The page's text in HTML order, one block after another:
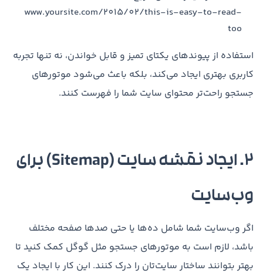
www.yoursite.com/2015/02/this-is-easy-to-read-
too
استفاده از پیوندهای یکتای تمیز و قابل خواندن، نه تنها تجربه
کاربری بهتری ایجاد می‌کند، بلکه باعث می‌شود موتورهای
جستجو راحت‌تر محتوای سایت شما را فهرست کنند.
۲. ایجاد نقشه سایت (Sitemap) برای
وب‌سایت
اگر وب‌سایت شما شامل ده‌ها یا حتی صدها صفحه مختلف
باشد، لازم است به موتورهای جستجو مثل گوگل کمک کنید تا
بهتر بتوانند ساختار سایت‌تان را درک کنند. این کار با ایجاد یک